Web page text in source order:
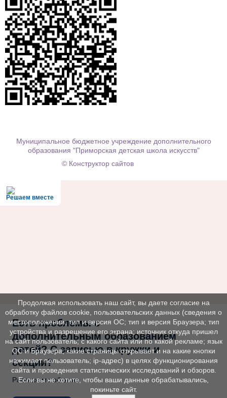
Муниципальное бюджетное учреждение дополнительного
образования "Приморская детская школа искусств"
© Конструктор сайтов
Решаем вместе
Есть проблемы с
дополнительным образованием
детей? С записью в кружки и
секции?
Расскажите об этом
Продолжая использовать наш сайт, вы даете согласие на
обработку файлов cookie, пользовательских данных (сведения о
местоположении; тип и версия ОС; тип и версия Браузера; тип
устройства и разрешение его экрана; источник откуда пришел
на сайт пользователь; с какого сайта или по какой рекламе; язык
ОС и Браузера; какие страницы открывает и на какие кнопки
нажимает пользователь; ip-адрес) в целях функционирования
сайта и проведения статистических исследований и обзоров.
Если вы не хотите, чтобы ваши данные обрабатывались,
покиньте сайт.